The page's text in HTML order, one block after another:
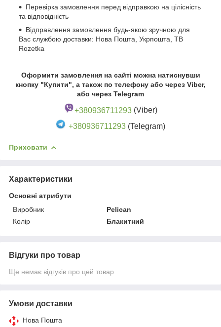
Перевірка замовлення перед відправкою на цілісність
та відповідність
Відправлення замовлення будь-якою зручною для
Вас службою доставки: Нова Пошта, Укрпошта, ТВ
Rozetka
Оформити замовлення на сайті можна натиснувши
кнопку "Купити", а також по телефону або через Viber,
або через Telegram
+380936711293(Viber)
+380936711293 (Telegram)
Приховати
Характеристики
Основні атрибути
Виробник
Pelican
Колір
Блакитний
Відгуки про товар
Ще немає відгуків про цей товар
Умови доставки
Нова Пошта